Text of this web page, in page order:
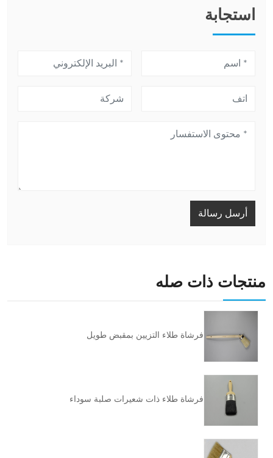
استجابة
أرسل رسالة
منتجات ذات صله
فرشاة طلاء التزيين بمقبض طويل
فرشاة طلاء ذات شعيرات صلبة سوداء